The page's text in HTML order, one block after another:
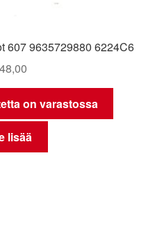
607 9635729880 6224C6
on varastossa
lisää